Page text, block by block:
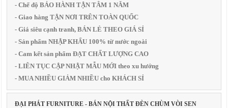
- Chế độ BẢO HÀNH TẬN TÂM 1 NĂM
- Giao hàng TẬN NƠI TRÊN TOÀN QUỐC
- Giá siêu cạnh tranh, BÁN LẺ THEO GIÁ SỈ
- Sản phẩm NHẬP KHẨU 100% từ nước ngoài
- Cam kết sản phẩm ĐẠT CHẤT LƯỢNG CAO
- LIÊN TỤC CẬP NHẬT MẪU MỚI theo xu hướng
- MUA NHIỀU GIẢM NHIỀU cho KHÁCH SỈ
ĐẠI PHÁT FURNITURE - BÁN NỘI THẤT ĐÈN CHÙM VÒI SEN